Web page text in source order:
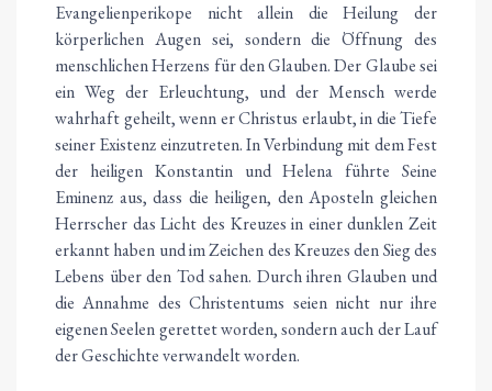
Evangelienperikope nicht allein die Heilung der
körperlichen Augen sei, sondern die Öffnung des
menschlichen Herzens für den Glauben. Der Glaube sei
ein Weg der Erleuchtung, und der Mensch werde
wahrhaft geheilt, wenn er Christus erlaubt, in die Tiefe
seiner Existenz einzutreten. In Verbindung mit dem Fest
der heiligen Konstantin und Helena führte Seine
Eminenz aus, dass die heiligen, den Aposteln gleichen
Herrscher das Licht des Kreuzes in einer dunklen Zeit
erkannt haben und im Zeichen des Kreuzes den Sieg des
Lebens über den Tod sahen. Durch ihren Glauben und
die Annahme des Christentums seien nicht nur ihre
eigenen Seelen gerettet worden, sondern auch der Lauf
der Geschichte verwandelt worden.